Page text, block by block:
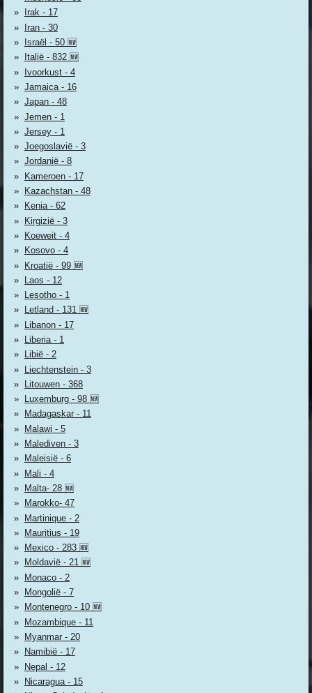
Irak - 17
Iran - 30
Israël - 50 🆕
Italië - 832 🆕
Ivoorkust - 4
Jamaica - 16
Japan - 48
Jemen - 1
Jersey - 1
Joegoslavië - 3
Jordanië - 8
Kameroen - 17
Kazachstan - 48
Kenia - 62
Kirgizië - 3
Koeweit - 4
Kosovo - 4
Kroatië - 99 🆕
Laos - 12
Lesotho - 1
Letland - 131 🆕
Libanon - 17
Liberia - 1
Libië - 2
Liechtenstein - 3
Litouwen - 368
Luxemburg - 98 🆕
Madagaskar - 11
Malawi - 5
Malediven - 3
Maleisië - 6
Mali - 4
Malta- 28 🆕
Marokko- 47
Martinique - 2
Mauritius - 19
Mexico - 283 🆕
Moldavië - 21 🆕
Monaco - 2
Mongolië - 7
Montenegro - 10 🆕
Mozambique - 11
Myanmar - 20
Namibië - 17
Nepal - 12
Nicaragua - 15